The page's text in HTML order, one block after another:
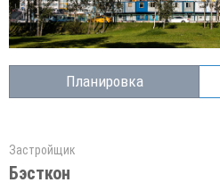
Планировка
Застройщик
Бэсткон